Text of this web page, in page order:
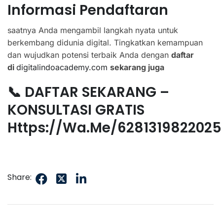
Informasi Pendaftaran
saatnya Anda mengambil langkah nyata untuk
berkembang didunia digital. Tingkatkan kemampuan
dan wujudkan potensi terbaik Anda dengan daftar
di digitalindoacademy.com sekarang juga
📞 DAFTAR SEKARANG –
KONSULTASI GRATIS
Https://wa.me/6281319822025
Share: